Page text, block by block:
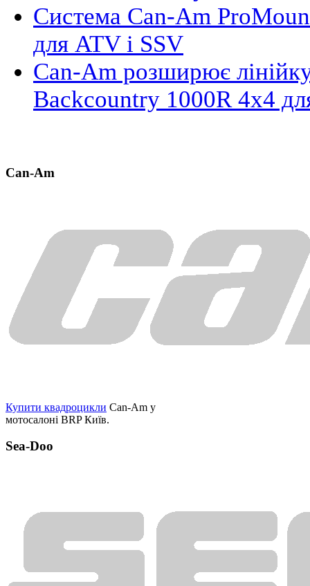
Система Can-Am
для ATV і SSV
Can-Am розширює
Backcountry 1000R 4x4
Can-Am
Купити квадроцикли Can-Am у
мотосалоні BRP Київ.
Sea-Doo